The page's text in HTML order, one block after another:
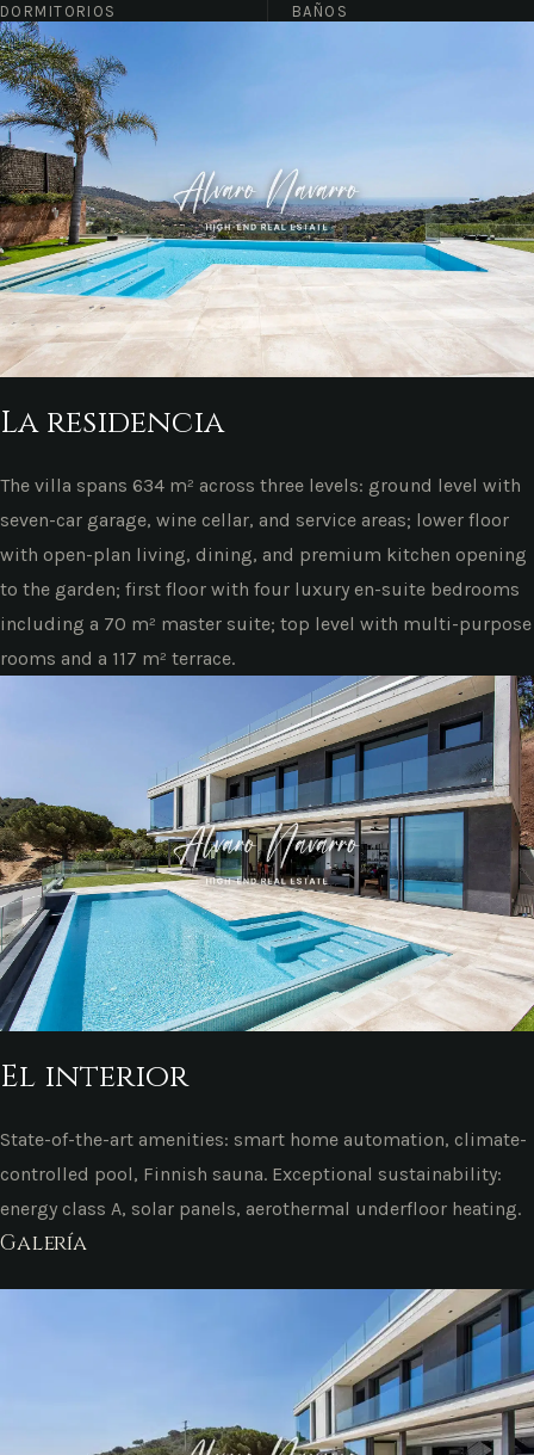
DORMITORIOS BAÑOS
La residencia
The villa spans 634 m² across three levels: ground level with
seven-car garage, wine cellar, and service areas; lower floor
with open-plan living, dining, and premium kitchen opening
to the garden; first floor with four luxury en-suite bedrooms
including a 70 m² master suite; top level with multi-purpose
rooms and a 117 m² terrace.
El interior
State-of-the-art amenities: smart home automation, climate-
controlled pool, Finnish sauna. Exceptional sustainability:
energy class A, solar panels, aerothermal underfloor heating.
Galería